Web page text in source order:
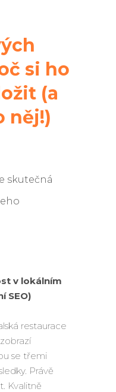
si ho
(a
něj!)
skutečná
v lokálním
SEO)
restaurace
se třemi
Právě
Kvalitně